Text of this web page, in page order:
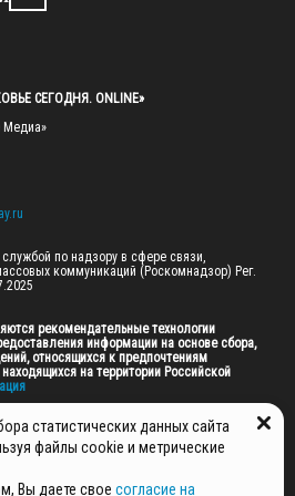
СЕГОДНЯ. ONLINE»
Медиа»
по надзору в сфере связи,
коммуникаций (Роскомнадзор) Рег.
рекомендательные технологии
информации на основе сбора,
относящихся к предпочтениям
на территории Российской
САЙТА ПРИНАДЛЕЖАТ ГАУ МО "ЦИФРОВЫЕ
статистических данных сайта
файлы cookie и метрические
Вы даете свое согласие на